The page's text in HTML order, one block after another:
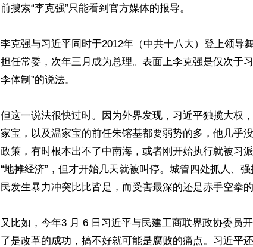
前搜索“李克强”只能看到官方媒体的报导。
李克强与习近平同时于2012年（中共十八大）登上领导
担任常委，次年三月成为总理。表面上李克强是仅次于
李体制”的说法。
但这一说法很快过时。因为外界发现，习近平独揽大权
家宝，以及温家宝的前任朱镕基都要弱势的多，他几乎
政策，有时根本出不了中南海，或者刚开始执行就被习
“地摊经济”，但才开始几天就被叫停。城管四处抓人、
民发生暴力冲突比比皆是，而受害最深的还是赤手空拳的
又比如，今年3 月 6 日习近平与民建工商联界政协委员
了是改革的成功，搞不好就可能是腐败的痛点。习近平